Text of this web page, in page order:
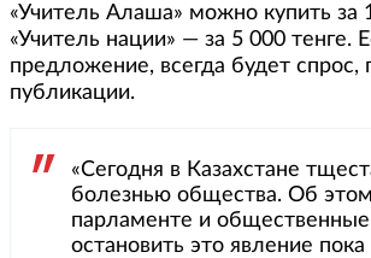
«Учитель Алаша» можно купить за
«Учитель нации» — за 5 000 тенге.
предложение, всегда будет спрос,
публикации.
«Сегодня в Казахстане
болезнью общества. Об
парламенте и
остановить это явление пока